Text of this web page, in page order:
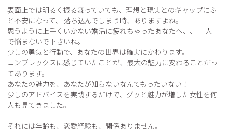
表面上では明るく振る舞っていても、理想と現実とのギャップにふ
と不安になって、 落ち込んでしまう時、ありますよね。
思うように上手くいかない婚活に疲れちゃったあなたへ、、 一人
で悩まないで下さいね。
少しの勇気と行動で、あなたの世界は確実にかわります。
コンプレックスに感じていたことが、最大の魅力に変わることだっ
てあります。
あなたの魅力を、あなたが知らないなんてもったいない！
少しのアドバイスを実践するだけで、グッと魅力が増した女性を何
人も見てきました。
それには年齢も、恋愛経験も、関係ありません。